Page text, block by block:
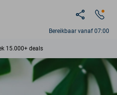
Bereikbaar vanaf 07:00
15.000+ deals
week beschikbaar